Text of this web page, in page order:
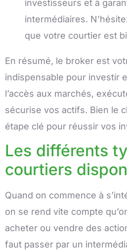
investisseurs et à
intermédiaires.
que votre courtier est
En résumé, le broker est
indispensable pour investir
l’accès aux marchés,
sécurise vos actifs. Bien le
étape clé pour réussir vos
Les différents
courtiers
Quand on commence à
on se rend vite compte
acheter ou vendre des
faut passer par un